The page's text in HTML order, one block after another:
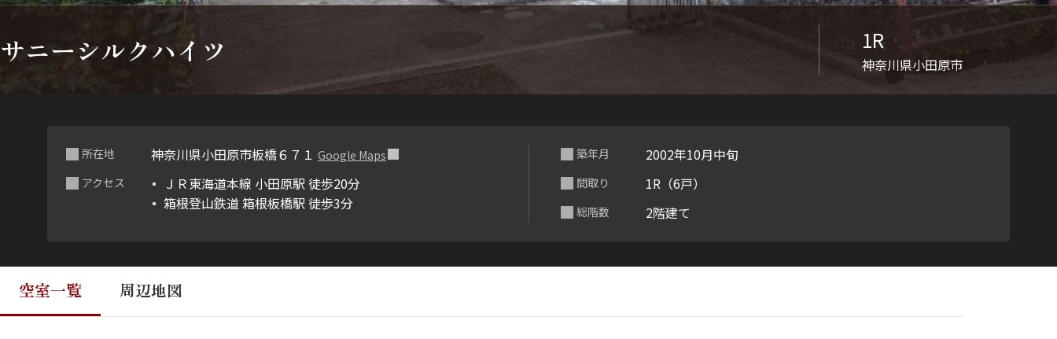
サニーシルクハイツ 1R
神奈川県小田原市
所在地 神奈川県小田原市板橋６７１ Google Maps
アクセス
ＪＲ東海道本線 小田原駅 徒歩20分
箱根登山鉄道 箱根板橋駅 徒歩3分
築年月 2002年10月中旬
間取り 1R（6戸）
総階数 2階建て
空室一覧 周辺地図